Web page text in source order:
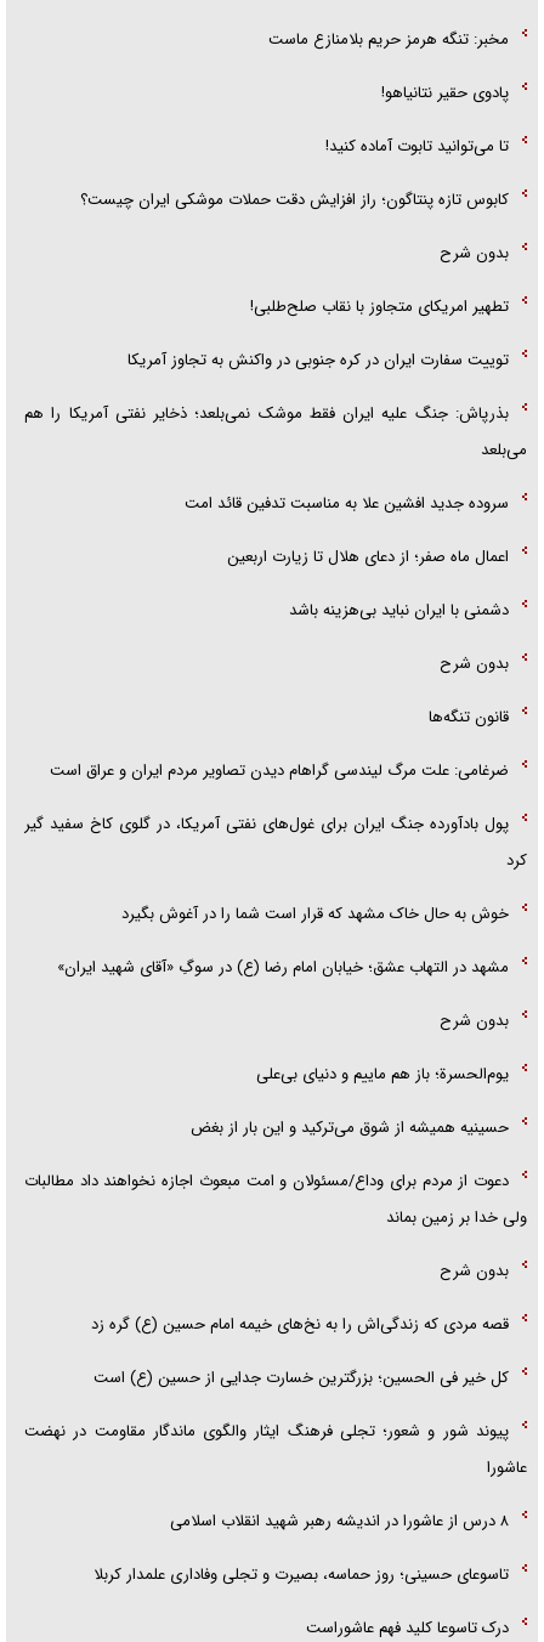
مخبر: تنگه هرمز حریم بلامنازع ماست
پادوی حقیر نتانیاهو!
تا می‌توانید تابوت آماده کنید!
کابوس تازه پنتاگون؛ راز افزایش دقت حملات موشکی ایران چیست؟
بدون شرح
تطهیر امریکای متجاوز با نقاب صلح‌طلبی!
توییت سفارت ایران در کره جنوبی در واکنش به تجاوز آمریکا
بذرپاش: ‏جنگ علیه ایران فقط موشک نمی‌بلعد؛ ذخایر نفتی آمریکا را هم
می‌بلعد
سروده جدید افشین علا به مناسبت تدفین قائد امت
اعمال ماه صفر؛ از دعای هلال تا زیارت اربعین
دشمنی با ایران نباید بی‌هزینه باشد
بدون شرح
قانون تنگه‌ها
ضرغامی: علت مرگ لیندسی گراهام دیدن تصاویر مردم ایران و عراق است
پول بادآورده جنگ ایران برای غول‌های نفتی آمریکا، در گلوی کاخ سفید گیر
کرد
خوش به حال خاک مشهد که قرار است شما را در آغوش بگیرد
مشهد در التهاب عشق؛ خیابان امام رضا (ع) در سوگِ «آقای شهید ایران»
بدون شرح
یوم‌الحسرة؛ باز هم ماییم و دنیای بی‌علی
حسینیه همیشه از شوق می‌ترکید و این بار از بغض
دعوت از مردم برای وداع/مسئولان و امت مبعوث اجازه نخواهند داد مطالبات
ولی خدا بر زمین بماند
بدون شرح
قصه مردی که زندگی‌اش را به نخ‌های خیمه امام حسین (ع) گره زد
کل خیر فی الحسین؛ بزرگترین خسارت جدایی از حسین (ع) است
پیوند شور و شعور؛ تجلی فرهنگ ایثار والگوی ماندگار مقاومت در نهضت
عاشورا
۸ درس از عاشورا در اندیشه رهبر شهید انقلاب اسلامی
تاسوعای حسینی؛ روز حماسه، بصیرت و تجلی وفاداری علمدار کربلا
درک تاسوعا کلید فهم عاشوراست